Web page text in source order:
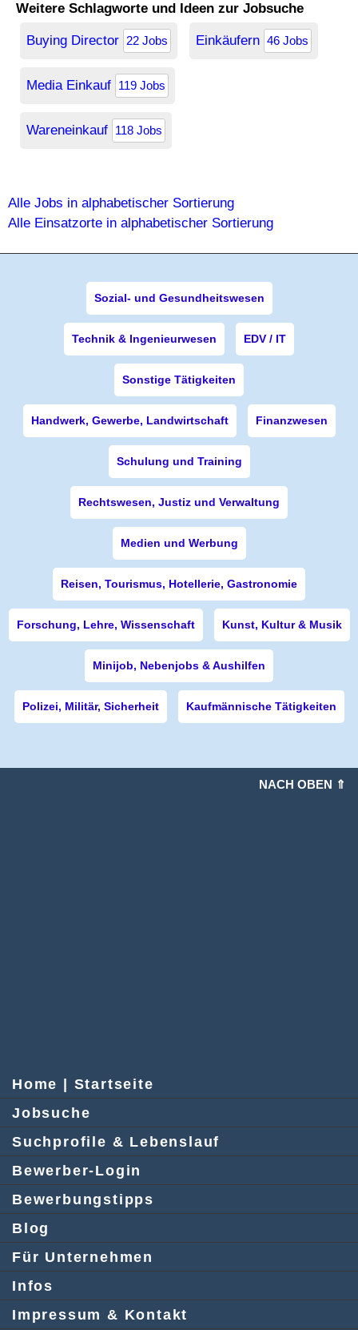
Weitere Schlagworte und Ideen zur Jobsuche
Buying Director 22 Jobs Einkäufern 46 Jobs
Media Einkauf 119 Jobs
Wareneinkauf 118 Jobs
Alle Jobs in alphabetischer Sortierung
Alle Einsatzorte in alphabetischer Sortierung
Sozial- und Gesundheitswesen
Technik & Ingenieurwesen EDV / IT
Sonstige Tätigkeiten
Handwerk, Gewerbe, Landwirtschaft Finanzwesen
Schulung und Training
Rechtswesen, Justiz und Verwaltung
Medien und Werbung
Reisen, Tourismus, Hotellerie, Gastronomie
Forschung, Lehre, Wissenschaft Kunst, Kultur & Musik
Minijob, Nebenjobs & Aushilfen
Polizei, Militär, Sicherheit Kaufmännische Tätigkeiten
NACH OBEN ⇑
Home | Startseite
Jobsuche
Suchprofile & Lebenslauf
Bewerber-Login
Bewerbungstipps
Blog
Für Unternehmen
Infos
Impressum & Kontakt